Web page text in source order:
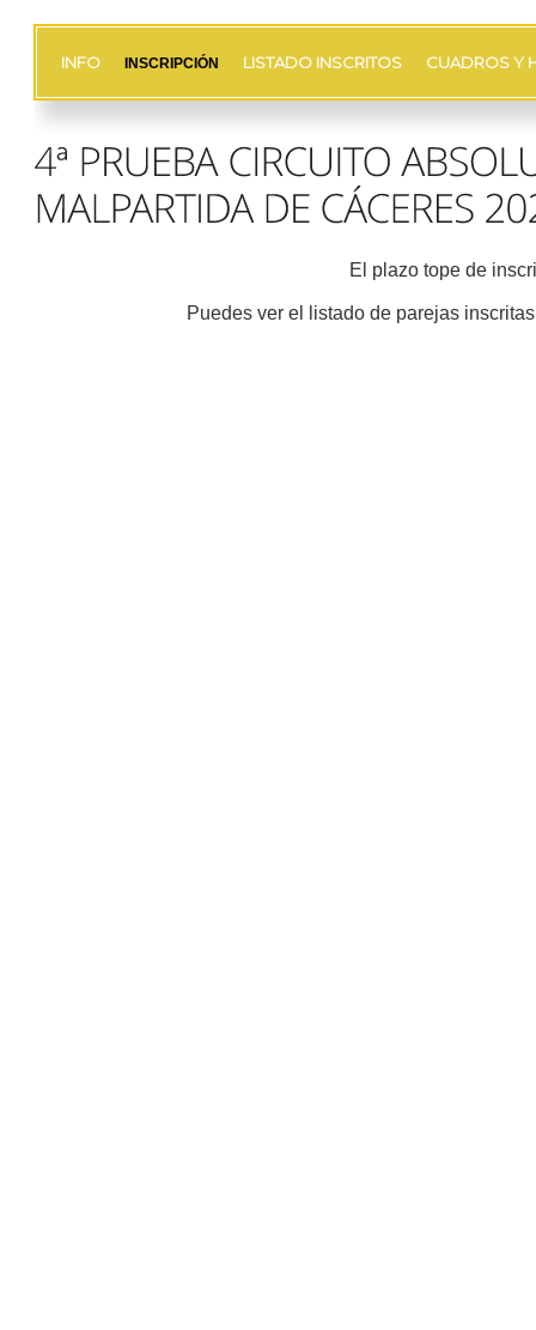
INFO INSCRIPCIÓN LISTADO INSCRITOS CUADROS Y
El plazo tope de
Puedes ver el listado de parejas